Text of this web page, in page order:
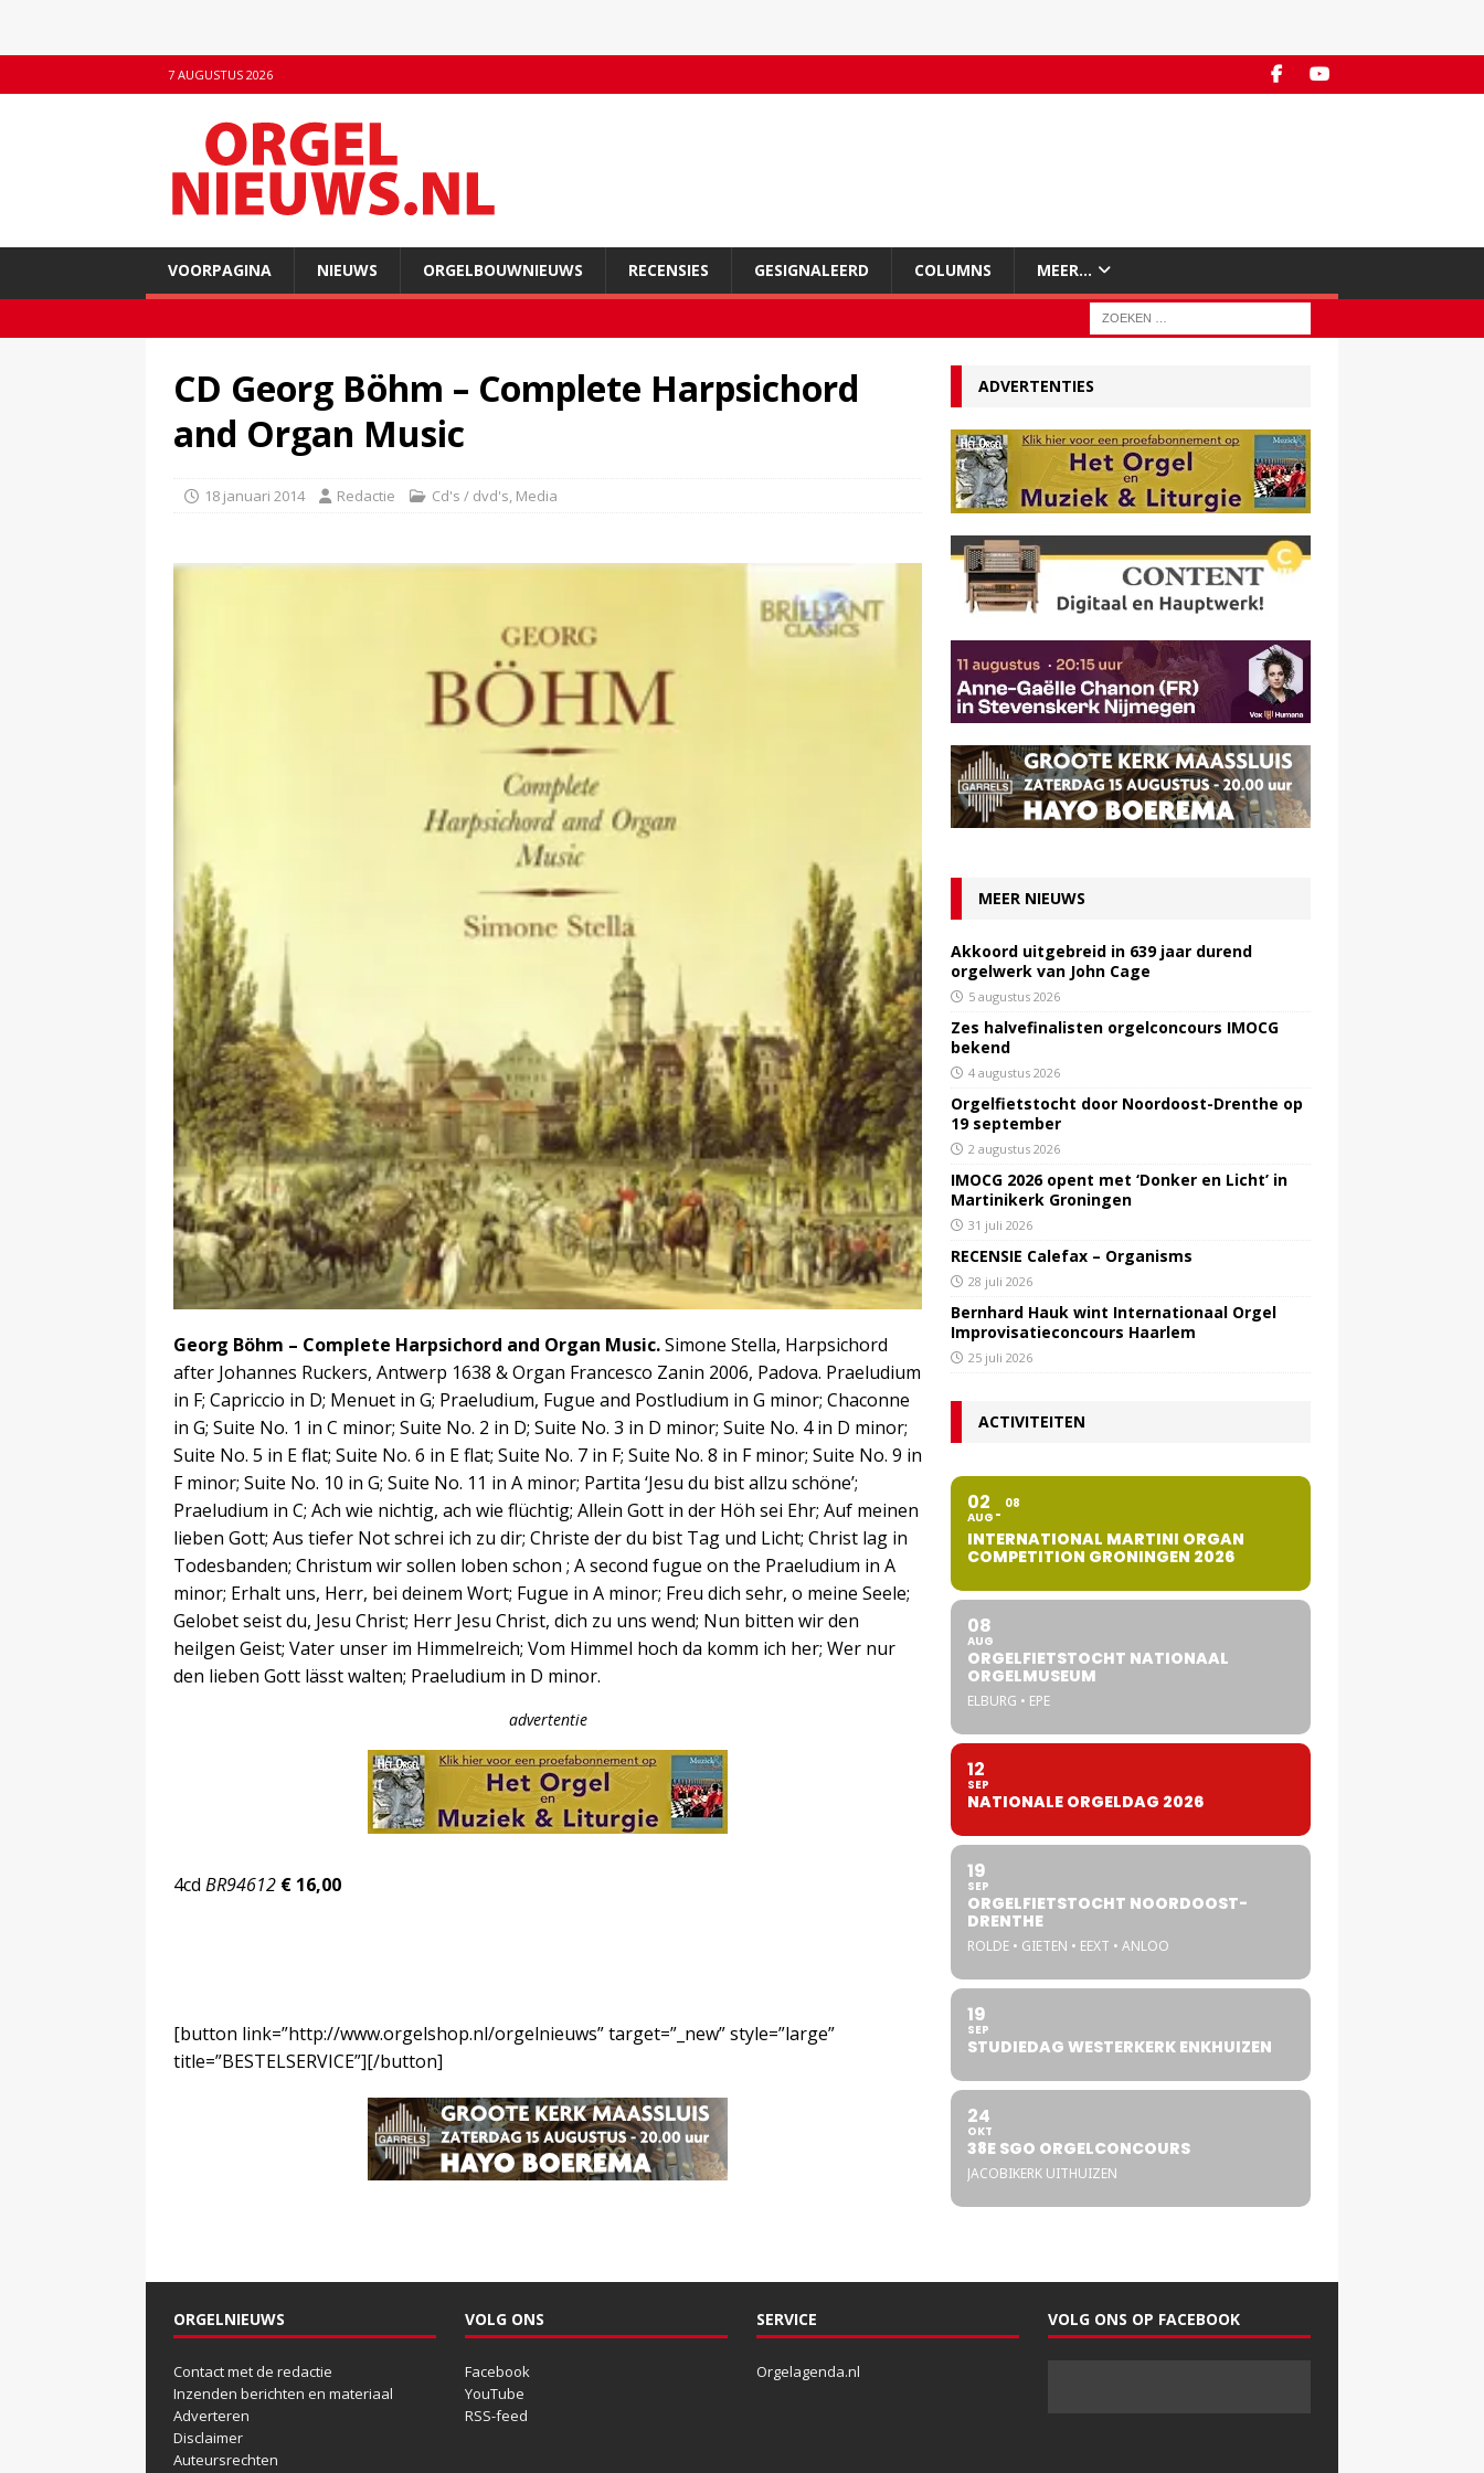
7 AUGUSTUS 2026
VOORPAGINA NIEUWS ORGELBOUWNIEUWS RECENSIES GESIGNALEERD COLUMNS MEER…
CD Georg Böhm – Complete Harpsichord
and Organ Music
18 januari 2014 Redactie Cd's / dvd's, Media
Georg Böhm – Complete Harpsichord and Organ Music.Simone Stella, Harpsichord
after Johannes Ruckers, Antwerp 1638 & Organ Francesco Zanin 2006, Padova. Praeludium
in F; Capriccio in D; Menuet in G; Praeludium, Fugue and Postludium in G minor; Chaconne
in G; Suite No. 1 in C minor; Suite No. 2 in D; Suite No. 3 in D minor; Suite No. 4 in D minor;
Suite No. 5 in E flat; Suite No. 6 in E flat; Suite No. 7 in F; Suite No. 8 in F minor; Suite No. 9 in
F minor; Suite No. 10 in G; Suite No. 11 in A minor; Partita ‘Jesu du bist allzu schöne’;
Praeludium in C; Ach wie nichtig, ach wie flüchtig; Allein Gott in der Höh sei Ehr; Auf meinen
lieben Gott; Aus tiefer Not schrei ich zu dir; Christe der du bist Tag und Licht; Christ lag in
Todesbanden; Christum wir sollen loben schon ; A second fugue on the Praeludium in A
minor; Erhalt uns, Herr, bei deinem Wort; Fugue in A minor; Freu dich sehr, o meine Seele;
Gelobet seist du, Jesu Christ; Herr Jesu Christ, dich zu uns wend; Nun bitten wir den
heilgen Geist; Vater unser im Himmelreich; Vom Himmel hoch da komm ich her; Wer nur
den lieben Gott lässt walten; Praeludium in D minor.
advertentie
4cd BR94612 € 16,00
[button link=”http://www.orgelshop.nl/orgelnieuws” target=”_new” style=”large”
title=”BESTELSERVICE”][/button]
ADVERTENTIES
MEER NIEUWS
Akkoord uitgebreid in 639 jaar durend
orgelwerk van John Cage
5 augustus 2026
Zes halvefinalisten orgelconcours IMOCG
bekend
4 augustus 2026
Orgelfietstocht door Noordoost-Drenthe op
19 september
2 augustus 2026
IMOCG 2026 opent met ‘Donker en Licht’ in
Martinikerk Groningen
31 juli 2026
RECENSIE Calefax – Organisms
28 juli 2026
Bernhard Hauk wint Internationaal Orgel
Improvisatieconcours Haarlem
25 juli 2026
ACTIVITEITEN
02
AUG
08
INTERNATIONAL MARTINI ORGAN
COMPETITION GRONINGEN 2026
08
AUG
ORGELFIETSTOCHT NATIONAAL
ORGELMUSEUM
ELBURG • EPE
12
SEP
NATIONALE ORGELDAG 2026
19
SEP
ORGELFIETSTOCHT NOORDOOST-
DRENTHE
ROLDE • GIETEN • EEXT • ANLOO
19
SEP
STUDIEDAG WESTERKERK ENKHUIZEN
24
OKT
38E SGO ORGELCONCOURS
JACOBIKERK UITHUIZEN
ORGELNIEUWS
Contact met de redactie
Inzenden berichten en materiaal
Adverteren
Disclaimer
Auteursrechten
VOLG ONS
Facebook
YouTube
RSS-feed
SERVICE
Orgelagenda.nl
VOLG ONS OP FACEBOOK